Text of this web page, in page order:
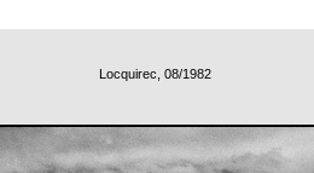
Locquirec, 08/1982